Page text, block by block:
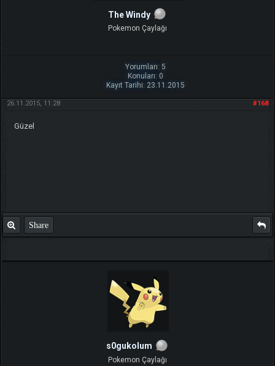
The Windy
Pokemon Çaylağı
Yorumları: 5
Konuları: 0
Kayıt Tarihi: 23.11.2015
#168
26.11.2015, 11:28
Güzel
Share
s0gukolum
Pokemon Çaylağı